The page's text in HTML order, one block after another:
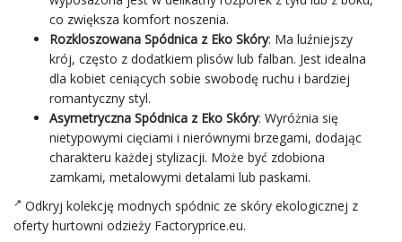
co zwiększa komfort noszenia.
Rozkloszowana Spódnica z Eko Skóry: Ma luźniejszy
krój, często z dodatkiem plisów lub falban. Jest idealna
dla kobiet ceniących sobie swobodę ruchu i bardziej
romantyczny styl.
Asymetryczna Spódnica z Eko Skóry: Wyróżnia się
nietypowymi cięciami i nierównymi brzegami, dodając
charakteru każdej stylizacji. Może być zdobiona
zamkami, metalowymi detalami lub paskami.
Odkryj kolekcję modnych spódnic ze skóry ekologicznej z
oferty hurtowni odzieży Factoryprice.eu.